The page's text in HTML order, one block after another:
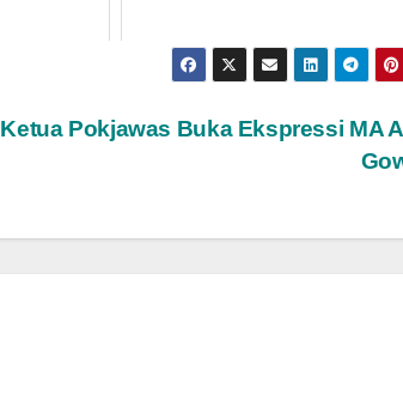
Ketua Pokjawas Buka Ekspressi MA